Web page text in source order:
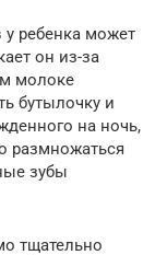
ребенка может
он из-за
молоке
бутылочку и
на ночь,
размножаться
зубы
тщательно